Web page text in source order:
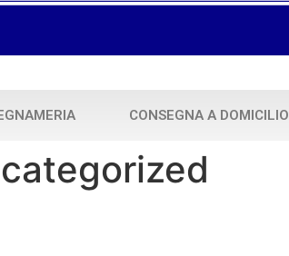
CONSEGNA A DOMICILIO